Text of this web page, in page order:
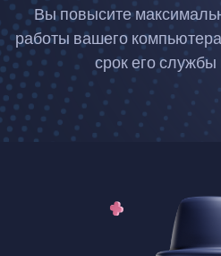
Вы повысите
работы вашего
срок его